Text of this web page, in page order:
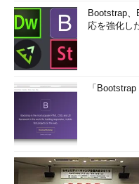
Bootstrap
応を強化し
「